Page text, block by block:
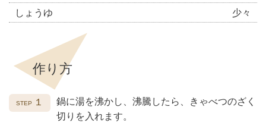
しょうゆ
少々
作り方
１
鍋に湯を沸かし、沸騰したら、きゃべつのざく
切りを入れます。